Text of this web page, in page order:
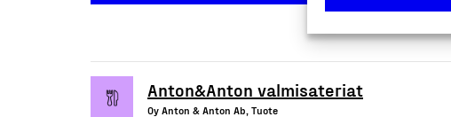
Anton&Anton valmisateriat
Oy Anton & Anton Ab, Tuote